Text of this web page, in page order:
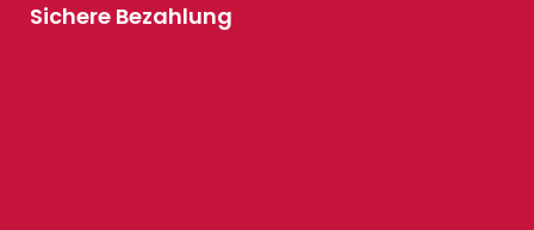
Sichere Bezahlung